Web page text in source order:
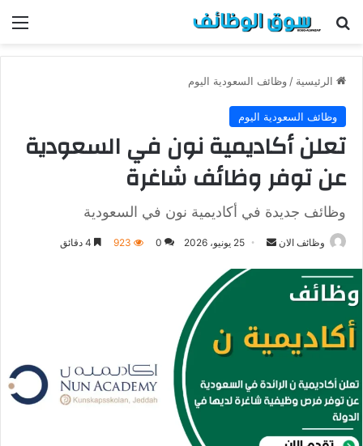
بحث عن
الرئيسية /وظائف السعودية اليوم
وظائف السعودية اليوم
تعلن أكاديمية نون في السعودية
عن توفر وظائف شاغرة
وظائف جديدة في أكاديمية نون في السعودية
وظائف الان
ي
د
ا
ل
25 يونيو، 2026 0
923